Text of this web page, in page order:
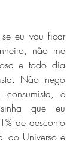
eu vou ficar
não me
e todo dia
Não nego
e
que eu
de desconto
do Universo e